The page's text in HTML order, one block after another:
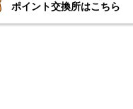
ポイント交換所はこちら